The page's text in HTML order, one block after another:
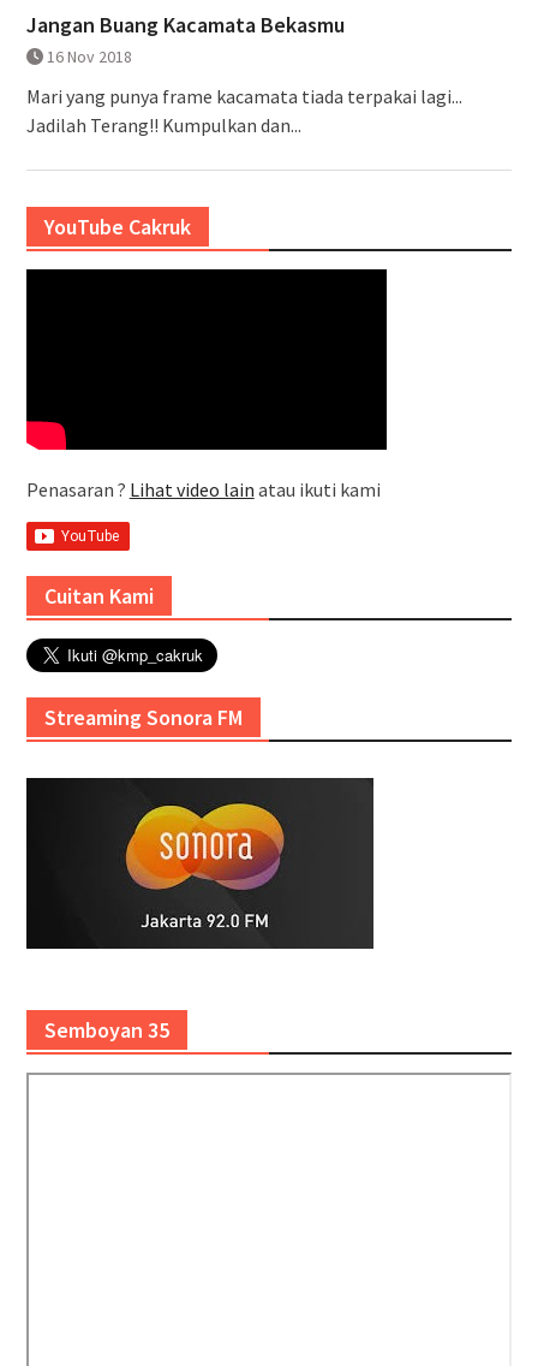
Jangan Buang Kacamata Bekasmu
16 Nov 2018
Mari yang punya frame kacamata tiada terpakai lagi...
Jadilah Terang!! Kumpulkan dan...
YouTube Cakruk
Penasaran ? Lihat video lain atau ikuti kami
Cuitan Kami
Streaming Sonora FM
Semboyan 35